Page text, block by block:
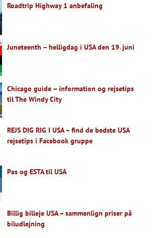
Roadtrip Highway 1 anbefaling
Juneteenth – helligdag i USA den 19. juni
Chicago guide – information og rejsetips
til The Windy City
REJS DIG RIG I USA – find de bedste USA
rejsetips i Facebook gruppe
Pas og ESTA til USA
Billig billeje USA – sammenlign priser på
biludlejning